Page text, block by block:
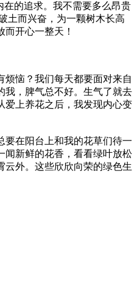
在的追求。我不需要多么昂贵
土而兴奋，为一颗树木长高
开心一整天！
烦恼？我们每天都要面对来自
我，脾气总不好。生气了就去
爱上养花之后，我发现内心变
要在阳台上和我的花草们待一
闻新鲜的花香，看看绿叶放松
云外。这些欣欣向荣的绿色生